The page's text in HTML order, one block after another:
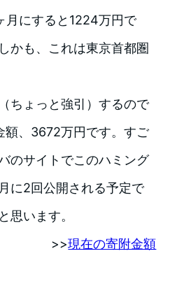
月にすると1224万円で
かも、これは東京首都圏
ちょっと強引）するので
額、3672万円です。すご
のサイトでこのハミング
に2回公開される予定で
思います。
>>現在の寄附金額